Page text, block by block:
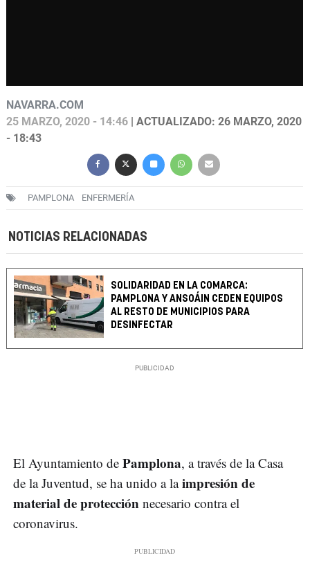
NAVARRA.COM
25 MARZO, 2020 - 14:46 | ACTUALIZADO: 26 MARZO, 2020
- 18:43
PAMPLONA ENFERMERÍA
NOTICIAS RELACIONADAS
SOLIDARIDAD EN LA COMARCA:
PAMPLONA Y ANSOÁIN CEDEN EQUIPOS
AL RESTO DE MUNICIPIOS PARA
DESINFECTAR
El Ayuntamiento de Pamplona, a través de la Casa
de la Juventud, se ha unido a laimpresión de
material de protección necesario contra el
coronavirus.